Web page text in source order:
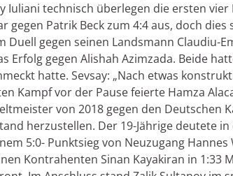
technisch überlegen die ersten
Patrik Beck zum 4:4 aus, doch
gegen seinen Landsmann Claudiu-
Erfolg gegen Alishah Azimzada. Beide
hatte. Sevsay: „Nach etwas
Kampf vor der Pause feierte Hamza
von 2018 gegen den Deutschen
herzustellen. Der 19-Jährige deutete in
5:0- Punktsieg von Neuzugang
Kontrahenten Sinan Kayakiran in 1:33